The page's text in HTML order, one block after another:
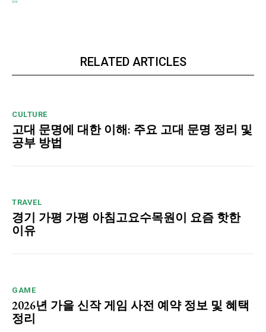
RELATED ARTICLES
CULTURE
고대 문명에 대한 이해: 주요 고대 문명 정리 및
공부 방법
TRAVEL
경기 가평 가평 아침고요수목원이 요즘 핫한
이유
GAME
2026년 가을 신작 게임 사전 예약 정보 및 혜택
정리